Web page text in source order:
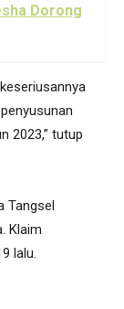
Dorong
2023,” tutup
Tangsel
Klaim
lalu.